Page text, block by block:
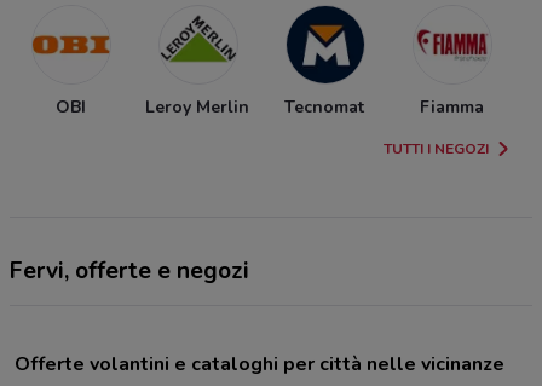
OBI Leroy Merlin Tecnomat Fiamma
TUTTI I NEGOZI
Fervi, offerte e negozi
Offerte volantini e cataloghi per città nelle vicinanze